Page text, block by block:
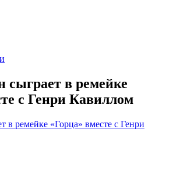
сыграет в ремейке
с Генри Кавиллом
в ремейке «Горца» вместе с Генри